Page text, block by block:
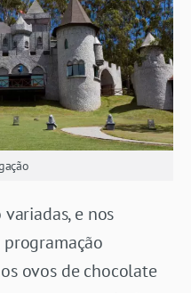
e nos
ovos de chocolate